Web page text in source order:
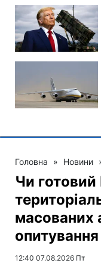
Головна » Новини
Чи готовий
масованих
опитування
12:40 07.08.2026 Пт